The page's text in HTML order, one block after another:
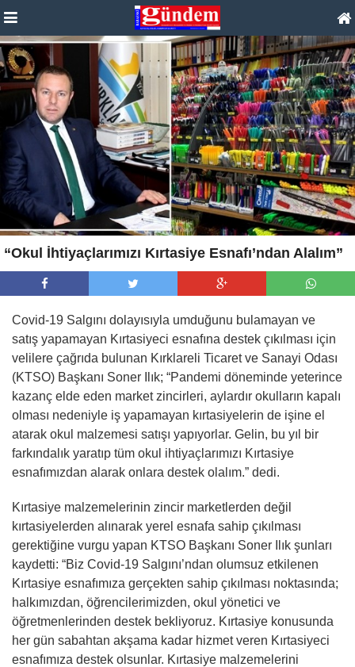
“Okul İhtiyaçlarımızı Kırtasiye Esnafı’ndan Alalım”
Covid-19 Salgını dolayısıyla umduğunu bulamayan ve
satış yapamayan Kırtasiyeci esnafına destek çıkılması için
velilere çağrıda bulunan Kırklareli Ticaret ve Sanayi Odası
(KTSO) Başkanı Soner Ilık; “Pandemi döneminde yeterince
kazanç elde eden market zincirleri, aylardır okulların kapalı
olması nedeniyle iş yapamayan kırtasiyelerin de işine el
atarak okul malzemesi satışı yapıyorlar. Gelin, bu yıl bir
farkındalık yaratıp tüm okul ihtiyaçlarımızı Kırtasiye
esnafımızdan alarak onlara destek olalım.” dedi.
Kırtasiye malzemelerinin zincir marketlerden değil
kırtasiyelerden alınarak yerel esnafa sahip çıkılması
gerektiğine vurgu yapan KTSO Başkanı Soner Ilık şunları
kaydetti: “Biz Covid-19 Salgını’ndan olumsuz etkilenen
Kırtasiye esnafımıza gerçekten sahip çıkılması noktasında;
halkımızdan, öğrencilerimizden, okul yönetici ve
öğretmenlerinden destek bekliyoruz. Kırtasiye konusunda
her gün sabahtan akşama kadar hizmet veren Kırtasiyeci
esnafımıza destek olsunlar. Kırtasiye malzemelerini